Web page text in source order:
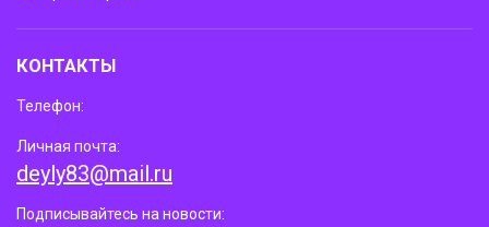
КОНТАКТЫ
Телефон:
Личная почта:
deyly83@mail.ru
Подписывайтесь на новости: